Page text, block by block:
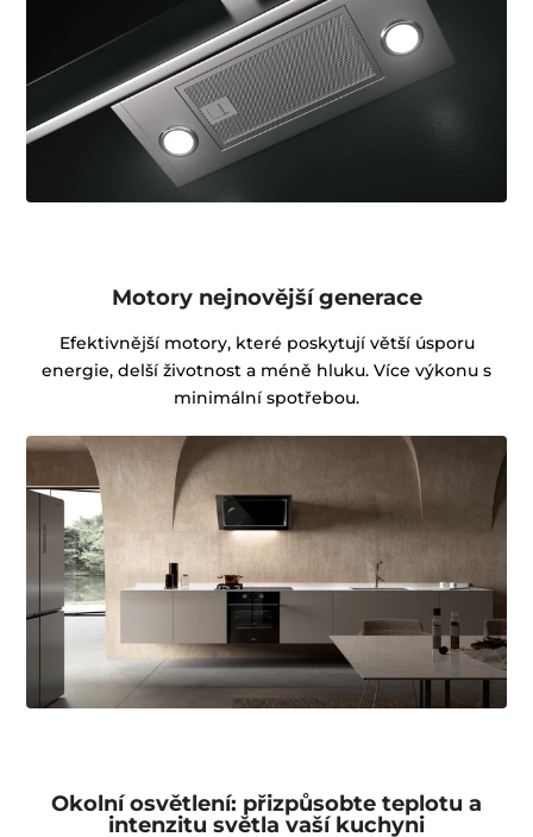
Motory nejnovější generace
Efektivnější motory, které poskytují větší úsporu
energie, delší životnost a méně hluku. Více výkonu s
minimální spotřebou.
Okolní osvětlení: přizpůsobte teplotu a
intenzitu světla vaší kuchyni